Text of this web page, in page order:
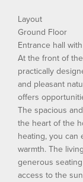
Layout
Ground Floor
Entrance hall
At the front of
practically
and pleasant
offers
The spacious
the heart of the
heating, you can
warmth. The
generous
access to the